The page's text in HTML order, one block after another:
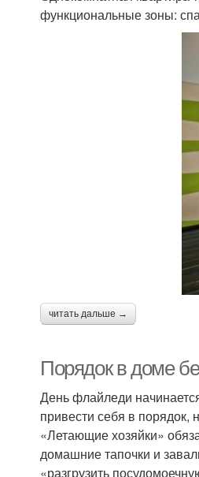
функциональные зоны:
читать дальше →
Порядок в доме
День флайледи
привести себя в порядок,
«Летающие хозяйки»
домашние тапочки и
«разгрузить